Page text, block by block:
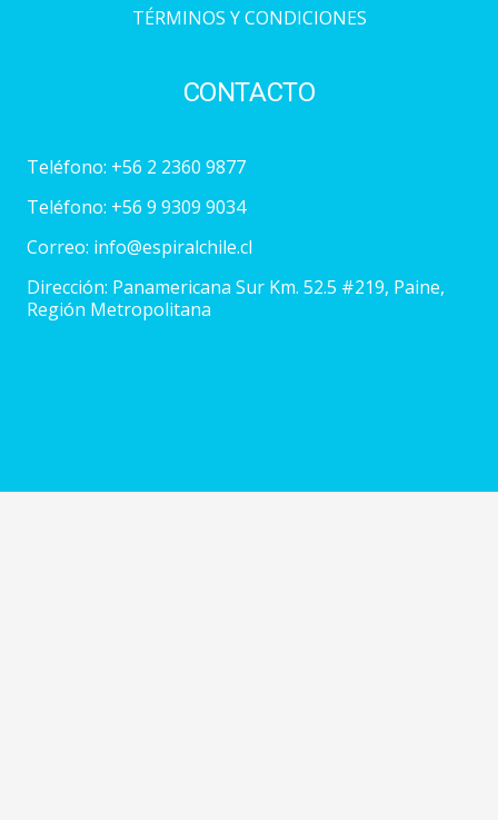
TÉRMINOS Y CONDICIONES
CONTACTO
Teléfono: +56 2 2360 9877
Teléfono: +56 9 9309 9034
Correo: info@espiralchile.cl
Dirección: Panamericana Sur Km. 52.5 #219, Paine,
Región Metropolitana